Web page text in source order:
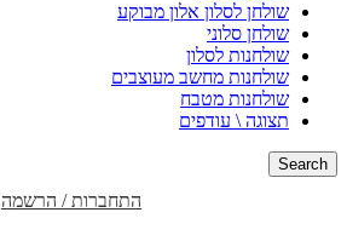
שולחן לסלון אלון מבוקע
שולחן סלוני
שולחנות לסלון
שולחנות מחשב מעוצבים
שולחנות מטבח
תצוגה \ עודפים
Search
התחברות / הרשמה